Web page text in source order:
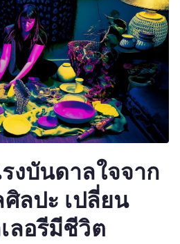
งบันดาลใจจาก
ศิลปะ เปลี่ยน
ลอรีมีชีวิต